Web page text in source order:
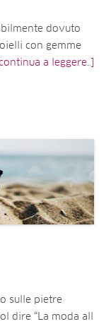
dovuto
con gemme
a leggere..]
sulle pietre
dire “La moda all